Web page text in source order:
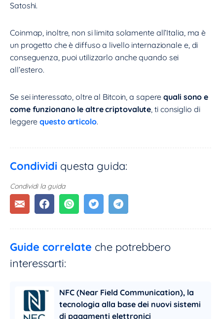
Satoshi.
Coinmap, inoltre, non si limita solamente all’Italia, ma è
un progetto che è diffuso a livello internazionale e, di
conseguenza, puoi utilizzarlo anche quando sei
all’estero.
Se sei interessato, oltre al Bitcoin, a saperequali sono e
come funzionano le altre criptovalute, ti consiglio di
leggerequesto articolo.
Condividi questa guida:
Condividi la guida
Guide correlate che potrebbero
interessarti:
NFC (Near Field Communication), la
tecnologia alla base dei nuovi sistemi
di pagamenti elettronici